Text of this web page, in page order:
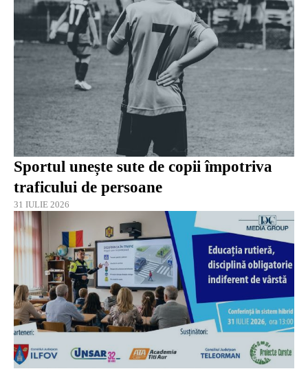
Sportul unește sute de copii împotriva
traficului de persoane
31 IULIE 2026